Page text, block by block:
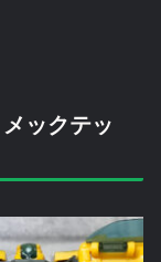
ックテッ